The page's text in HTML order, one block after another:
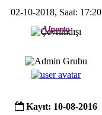
02-10-2018, Saat: 17:20
Alperto
Kayıt: 10-08-2016